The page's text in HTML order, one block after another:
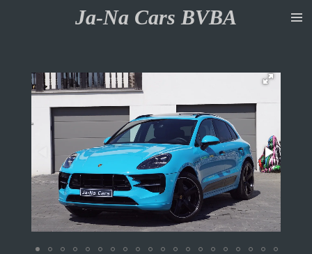
hoofdinhoud
Ja-Na Cars BVBA